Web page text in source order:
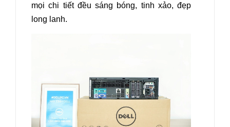
mọi chi tiết đều sáng bóng, tinh xảo, đẹp
long lanh.